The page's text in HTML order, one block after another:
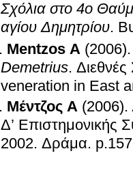
Σχόλια στο 4ο
αγίου Δημητρίου.
Mentzos A (2006)
Demetrius.
veneration in East
Μέντζος Α (2006).
Δ’ Επιστημονικής
2002. Δράμα.